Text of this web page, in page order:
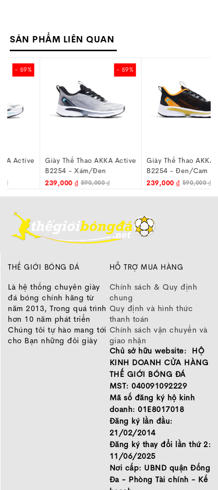
SẢN PHẨM LIÊN QUAN
Giày Thể Thao AKKA Active
B2254 - Xám/Đen
239,000 ₫ 590,000 ₫
Giày Thể Thao AKKA Active
B2254 - Đen/Cam
239,000 ₫ 590,000 ₫
THẾ GIỚI BÓNG ĐÁ
Là hệ thống chuyên giày
đá bóng chính hãng từ
năm 2013, Trong quá trình
hơn 10 năm phát triển
Chúng tôi tự hào mang tới
cho Bạn những đôi giày
HỖ TRỢ MUA HÀNG
Chính sách & Quy định
chung
Quy định và hình thức
thanh toán
Chính sách vận chuyển và
giao nhận
Chính sách bảo hành
Chính sách bảo mật thông
tin
Chủ sở hữu website: HỘ
KINH DOANH CỬA HÀNG
THẾ GIỚI BÓNG ĐÁ
MST: 040091092229
Mã số đăng ký hộ kinh
doanh: 01E8017018
Đăng ký lần đầu:
21/02/2014
Đăng ký thay đổi lần thứ 2:
11/06/2025
Nơi cấp: UBND quận Đống
Đa - Phòng Tài chính - Kế